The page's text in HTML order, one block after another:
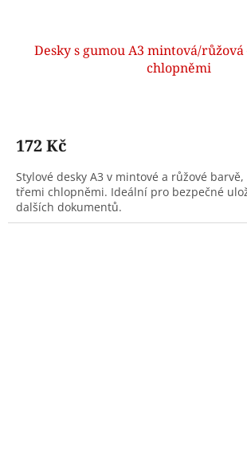
Desky s gumou A3 mintová/růžová
chlopněmi
172 Kč
Stylové desky A3 v mintové a růžové
třemi chlopněmi. Ideální pro bezpečné
dalších dokumentů.